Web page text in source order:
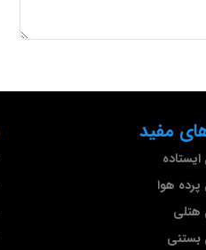
مفید
هوا
هتلی
بستنی